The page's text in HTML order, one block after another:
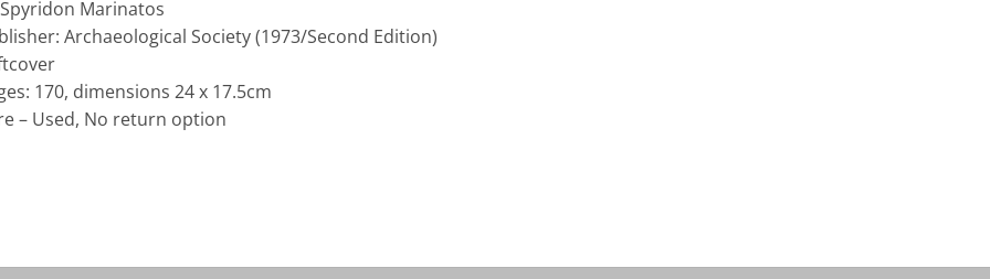
Marinatos
Archaeological Society (1973/Second Edition)
170, dimensions 24 x 17.5cm
– Used, No return option